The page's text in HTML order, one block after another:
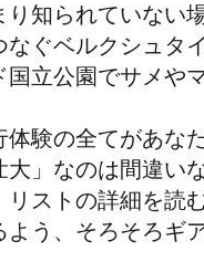
り知られていない
なぐベルク シュタ
国立公園でサメや
体験の全てがあな
」なのは間違い
リストの詳細を読
う、そろそろギ